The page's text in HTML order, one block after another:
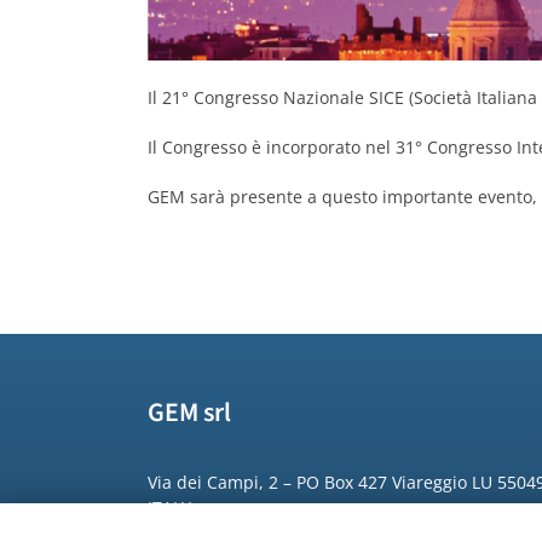
Il 21° Congresso Nazionale SICE (Società
Il Congresso è incorporato nel 31° Congresso
GEM sarà presente a questo importante
GEM srl
Via dei Campi, 2 – PO Box 427 Viareggio LU
ITALY